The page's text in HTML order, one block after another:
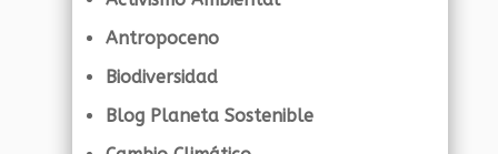
Antropoceno
Biodiversidad
Blog Planeta Sostenible